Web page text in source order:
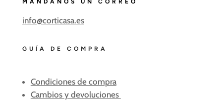
info@corticasa.es
GUÍA DE COMPRA
Condiciones de compra
Cambios y devoluciones